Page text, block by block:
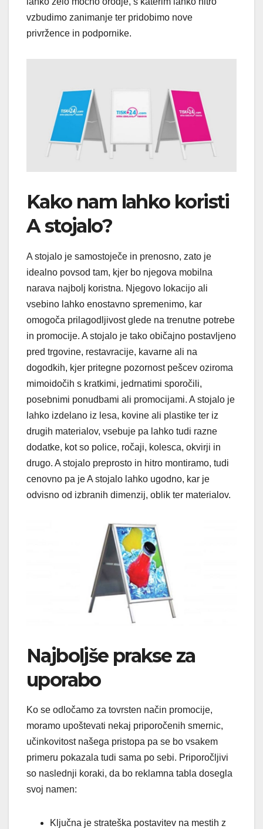
vzbudimo zanimanje ter pridobimo nove
privržence in podpornike.
Kako nam lahko koristi
A stojalo?
A stojalo je samostoječe in prenosno, zato je
idealno povsod tam, kjer bo njegova mobilna
narava najbolj koristna. Njegovo lokacijo ali
vsebino lahko enostavno spremenimo, kar
omogoča prilagodljivost glede na trenutne potrebe
in promocije. A stojalo je tako običajno postavljeno
pred trgovine, restavracije, kavarne ali na
dogodkih, kjer pritegne pozornost pešcev oziroma
mimoidočih s kratkimi, jedrnatimi sporočili,
posebnimi ponudbami ali promocijami. A stojalo je
lahko izdelano iz lesa, kovine ali plastike ter iz
drugih materialov, vsebuje pa lahko tudi razne
dodatke, kot so police, ročaji, kolesca, okvirji in
drugo. A stojalo preprosto in hitro montiramo, tudi
cenovno pa je A stojalo lahko ugodno, kar je
odvisno od izbranih dimenzij, oblik ter materialov.
Najboljše prakse za
uporabo
Ko se odločamo za tovrsten način promocije,
moramo upoštevati nekaj priporočenih smernic,
učinkovitost našega pristopa pa se bo vsakem
primeru pokazala tudi sama po sebi. Priporočljivi
so naslednji koraki, da bo reklamna tabla dosegla
svoj namen:
Ključna je strateška postavitev na mestih z